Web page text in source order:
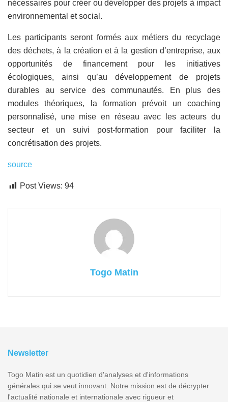
nécessaires pour créer ou développer des projets à impact
environnemental et social.
Les participants seront formés aux métiers du recyclage
des déchets, à la création et à la gestion d’entreprise, aux
opportunités de financement pour les initiatives
écologiques, ainsi qu’au développement de projets
durables au service des communautés. En plus des
modules théoriques, la formation prévoit un coaching
personnalisé, une mise en réseau avec les acteurs du
secteur et un suivi post-formation pour faciliter la
concrétisation des projets.
source
Post Views: 94
Togo Matin
Newsletter
Togo Matin est un quotidien d'analyses et d'informations
générales qui se veut innovant. Notre mission est de décrypter
l'actualité nationale et internationale avec rigueur et